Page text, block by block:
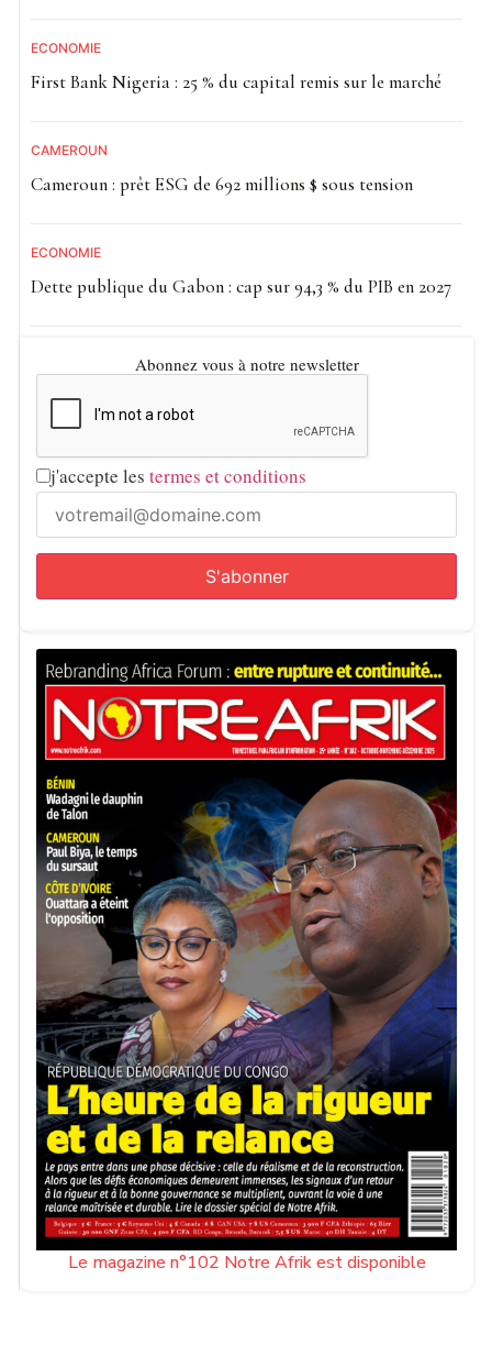
ECONOMIE
First Bank Nigeria : 25 % du capital remis sur le marché
CAMEROUN
Cameroun : prêt ESG de 692 millions $ sous tension
ECONOMIE
Dette publique du Gabon : cap sur 94,3 % du PIB en 2027
Abonnez vous à notre newsletter
j'accepte les termes et conditions
Le magazine n°102 Notre Afrik est disponible